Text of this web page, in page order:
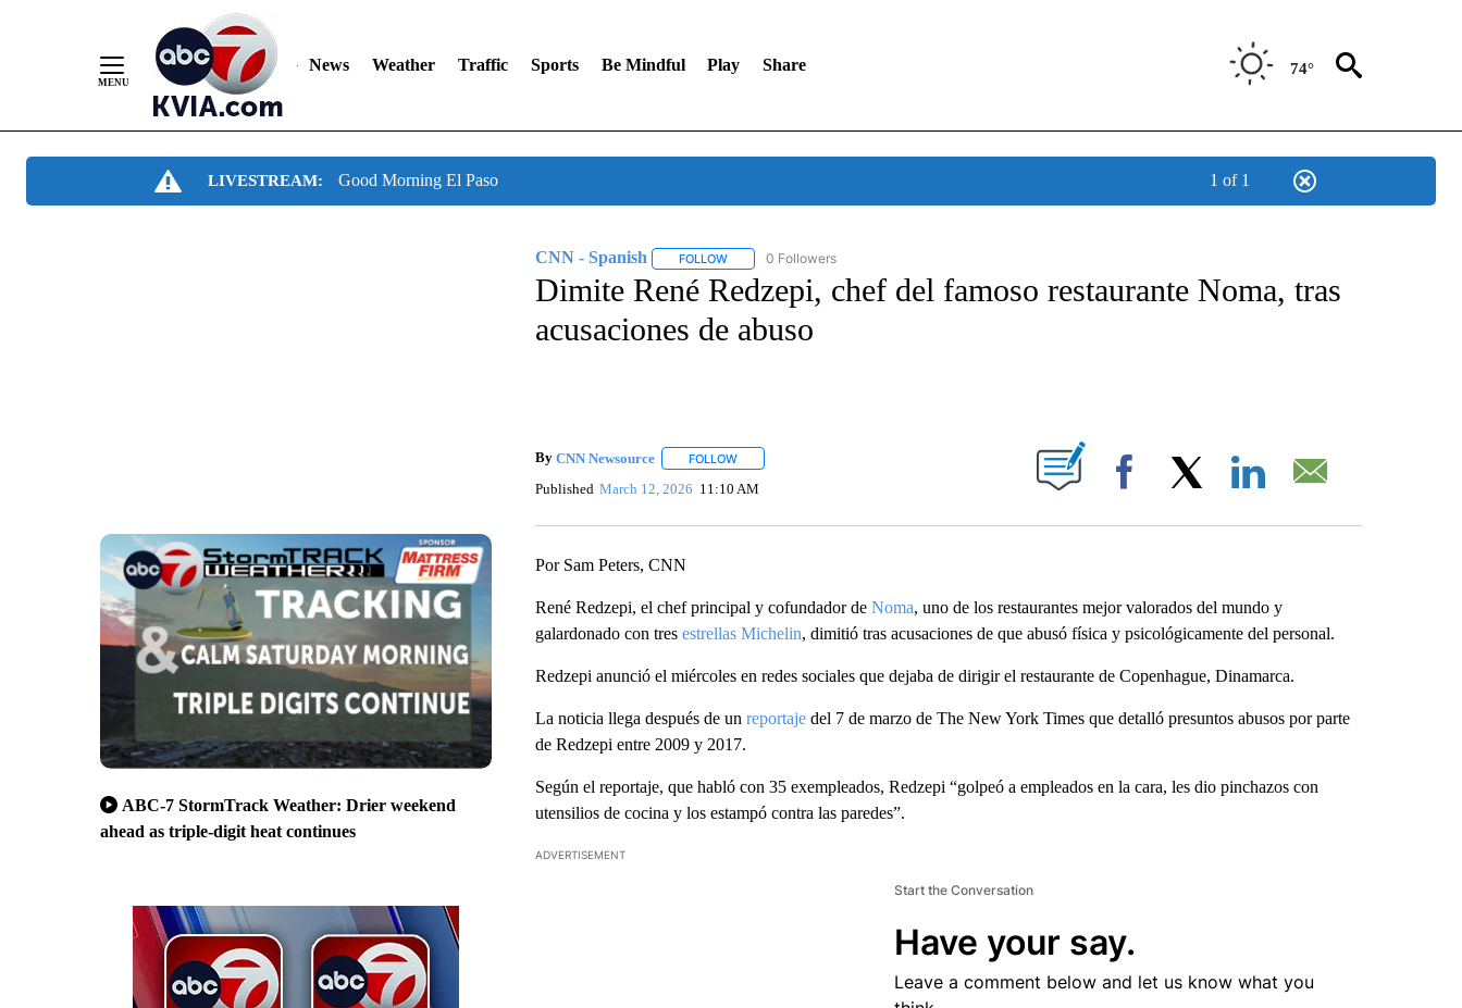
News Weather Traffic Sports Be Mindful Play Share 74°
LIVESTREAM: Good Morning El Paso 1 of 1
ABC-7 StormTrack Weather: Drier weekend
ahead as triple-digit heat continues
CNN - Spanish FOLLOWFOLLOW "CNN - SPANISH" TO RECEIVE NOTIFICATIONS ABOUT NEW PAGES ON "CNN - SPANISH".
0 Followers
Dimite René Redzepi, chef del famoso restaurante Noma, tras
acusaciones de abuso
By CNN Newsource FOLLOWFOLLOW "" TO RECEIVE NOTIFICATIONS ABOUT NEW PAGES ON "".
Published March 12, 2026 11:10 AM Facebook
Por Sam Peters, CNN
René Redzepi, el chef principal y cofundador de Noma, uno de los restaurantes mejor valorados del mundo y
galardonado con tres estrellas Michelin, dimitió tras acusaciones de que abusó física y psicológicamente del personal.
Redzepi anunció el miércoles en redes sociales que dejaba de dirigir el restaurante de Copenhague, Dinamarca.
La noticia llega después de un reportajedel 7 de marzo de The New York Times que detalló presuntos abusos por parte
de Redzepi entre 2009 y 2017.
Según el reportaje, que habló con 35 exempleados, Redzepi “golpeó a empleados en la cara, les dio pinchazos con
utensilios de cocina y los estampó contra las paredes”.
ADVERTISEMENT
Start the Conversation
Have your say.
Leave a comment below and let us know what you